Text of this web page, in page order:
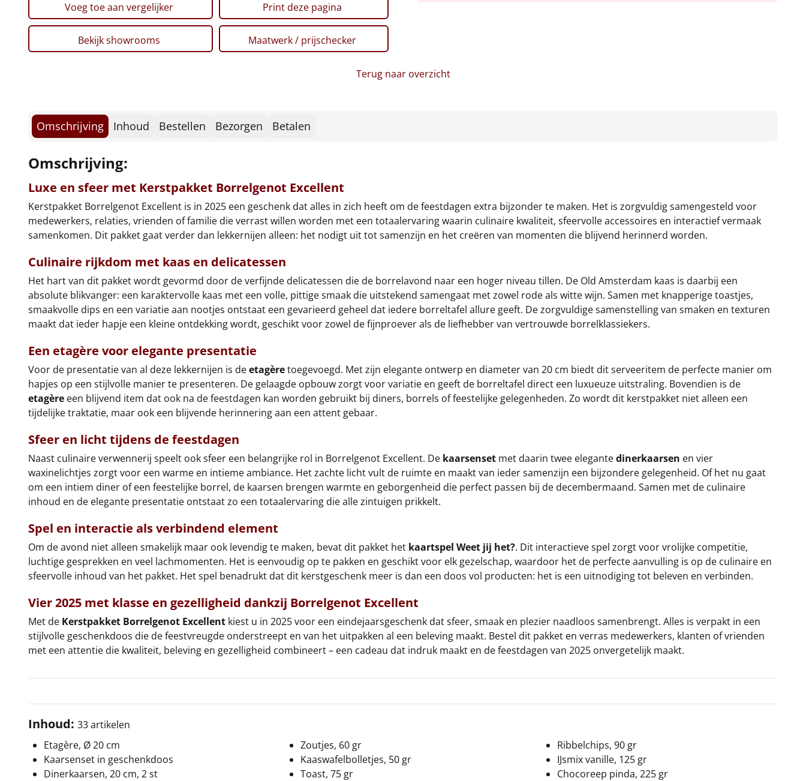
Voeg toe aan vergelijker Print deze pagina
Bekijk showrooms Maatwerk / prijschecker
Terug naar overzicht
Omschrijving Inhoud Bestellen Bezorgen Betalen
Omschrijving:
Luxe en sfeer met Kerstpakket Borrelgenot Excellent
Kerstpakket Borrelgenot Excellent is in 2025 een geschenk dat alles in zich heeft om de feestdagen extra bijzonder te maken. Het is zorgvuldig samengesteld voor
medewerkers, relaties, vrienden of familie die verrast willen worden met een totaalervaring waarin culinaire kwaliteit, sfeervolle accessoires en interactief vermaak
samenkomen. Dit pakket gaat verder dan lekkernijen alleen: het nodigt uit tot samenzijn en het creëren van momenten die blijvend herinnerd worden.
Culinaire rijkdom met kaas en delicatessen
Het hart van dit pakket wordt gevormd door de verfijnde delicatessen die de borrelavond naar een hoger niveau tillen. De Old Amsterdam kaas is daarbij een
absolute blikvanger: een karaktervolle kaas met een volle, pittige smaak die uitstekend samengaat met zowel rode als witte wijn. Samen met knapperige toastjes,
smaakvolle dips en een variatie aan nootjes ontstaat een gevarieerd geheel dat iedere borreltafel allure geeft. De zorgvuldige samenstelling van smaken en texturen
maakt dat ieder hapje een kleine ontdekking wordt, geschikt voor zowel de fijnproever als de liefhebber van vertrouwde borrelklassiekers.
Een etagère voor elegante presentatie
Voor de presentatie van al deze lekkernijen is deetagèretoegevoegd. Met zijn elegante ontwerp en diameter van 20 cm biedt dit serveeritem de perfecte manier om
hapjes op een stijlvolle manier te presenteren. De gelaagde opbouw zorgt voor variatie en geeft de borreltafel direct een luxueuze uitstraling. Bovendien is de
etagère een blijvend item dat ook na de feestdagen kan worden gebruikt bij diners, borrels of feestelijke gelegenheden. Zo wordt dit kerstpakket niet alleen een
tijdelijke traktatie, maar ook een blijvende herinnering aan een attent gebaar.
Sfeer en licht tijdens de feestdagen
Naast culinaire verwennerij speelt ook sfeer een belangrijke rol in Borrelgenot Excellent. De kaarsenset met daarin twee elegantedinerkaarsen en vier
waxinelichtjes zorgt voor een warme en intieme ambiance. Het zachte licht vult de ruimte en maakt van ieder samenzijn een bijzondere gelegenheid. Of het nu gaat
om een intiem diner of een feestelijke borrel, de kaarsen brengen warmte en geborgenheid die perfect passen bij de decembermaand. Samen met de culinaire
inhoud en de elegante presentatie ontstaat zo een totaalervaring die alle zintuigen prikkelt.
Spel en interactie als verbindend element
Om de avond niet alleen smakelijk maar ook levendig te maken, bevat dit pakket het kaartspel Weet jij het?. Dit interactieve spel zorgt voor vrolijke competitie,
luchtige gesprekken en veel lachmomenten. Het is eenvoudig op te pakken en geschikt voor elk gezelschap, waardoor het de perfecte aanvulling is op de culinaire en
sfeervolle inhoud van het pakket. Het spel benadrukt dat dit kerstgeschenk meer is dan een doos vol producten: het is een uitnodiging tot beleven en verbinden.
Vier 2025 met klasse en gezelligheid dankzij Borrelgenot Excellent
Met de Kerstpakket Borrelgenot Excellent kiest u in 2025 voor een eindejaarsgeschenk dat sfeer, smaak en plezier naadloos samenbrengt. Alles is verpakt in een
stijlvolle geschenkdoos die de feestvreugde onderstreept en van het uitpakken al een beleving maakt. Bestel dit pakket en verras medewerkers, klanten of vrienden
met een attentie die kwaliteit, beleving en gezelligheid combineert – een cadeau dat indruk maakt en de feestdagen van 2025 onvergetelijk maakt.
Inhoud: 33 artikelen
Etagère, Ø 20 cm
Kaarsenset in geschenkdoos
Dinerkaarsen, 20 cm, 2 st
Zoutjes, 60 gr
Kaaswafelbolletjes, 50 gr
Toast, 75 gr
Ribbelchips, 90 gr
IJsmix vanille, 125 gr
Chocoreep pinda, 225 gr